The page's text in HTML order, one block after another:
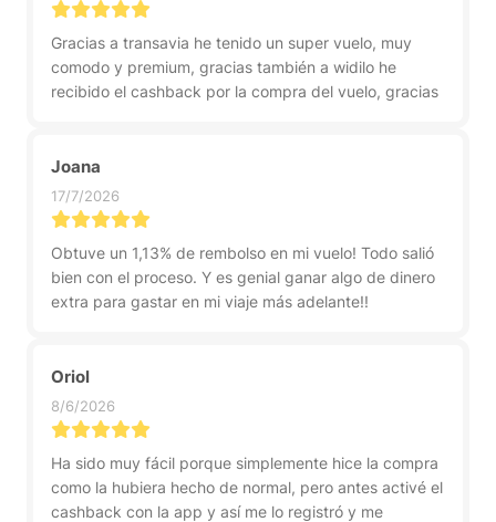
Gracias a transavia he tenido un super vuelo, muy
comodo y premium, gracias también a widilo he
recibido el cashback por la compra del vuelo, gracias
Joana
17/7/2026
Obtuve un 1,13% de rembolso en mi vuelo! Todo salió
bien con el proceso. Y es genial ganar algo de dinero
extra para gastar en mi viaje más adelante!!
Oriol
8/6/2026
Ha sido muy fácil porque simplemente hice la compra
como la hubiera hecho de normal, pero antes activé el
cashback con la app y así me lo registró y me